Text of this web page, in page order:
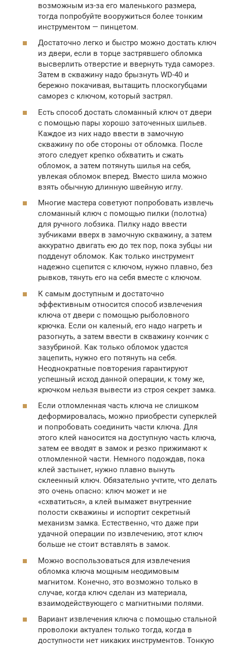
возможным из-за его маленького размера,
тогда попробуйте вооружиться более тонким
инструментом — пинцетом.
Достаточно легко и быстро можно достать ключ
из двери, если в торце застрявшего обломка
высверлить отверстие и ввернуть туда саморез.
Затем в скважину надо брызнуть WD-40 и
бережно покачивая, вытащить плоскогубцами
саморез с ключом, который застрял.
Есть способ достать сломанный ключ от двери
с помощью пары хорошо заточенных шильев.
Каждое из них надо ввести в замочную
скважину по обе стороны от обломка. После
этого следует крепко обхватить и сжать
обломок, а затем потянуть шилья на себя,
увлекая обломок вперед. Вместо шила можно
взять обычную длинную швейную иглу.
Многие мастера советуют попробовать извлечь
сломанный ключ с помощью пилки (полотна)
для ручного лобзика. Пилку надо ввести
зубчиками вверх в замочную скважину, а затем
аккуратно двигать ею до тех пор, пока зубцы ни
подденут обломок. Как только инструмент
надежно сцепится с ключом, нужно плавно, без
рывков, тянуть его на себя вместе с ключом.
К самым доступным и достаточно
эффективным относится способ извлечения
ключа от двери с помощью рыболовного
крючка. Если он каленый, его надо нагреть и
разогнуть, а затем ввести в скважину кончик с
зазубриной. Как только обломок удастся
зацепить, нужно его потянуть на себя.
Неоднократные повторения гарантируют
успешный исход данной операции, к тому же,
крючком нельзя вывести из строя секрет замка.
Если отломленная часть ключа не слишком
деформировалась, можно приобрести суперклей
и попробовать соединить части ключа. Для
этого клей наносится на доступную часть ключа,
затем ее вводят в замок и резко прижимают к
отломленной части. Немного подождав, пока
клей застынет, нужно плавно вынуть
склеенный ключ. Обязательно учтите, что делать
это очень опасно: ключ может и не
«схватиться», а клей вымажет внутренние
полости скважины и испортит секретный
механизм замка. Естественно, что даже при
удачной операции по извлечению, этот ключ
больше не стоит вставлять в замок.
Можно воспользоваться для извлечения
обломка ключа мощным неодимовым
магнитом. Конечно, это возможно только в
случае, когда ключ сделан из материала,
взаимодействующего с магнитными полями.
Вариант извлечения ключа с помощью стальной
проволоки актуален только тогда, когда в
доступности нет никаких инструментов. Тонкую